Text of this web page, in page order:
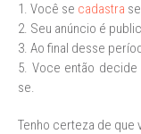
1. Você se cadastra
2. Seu anúncio é
3. Ao final desse
5. Voce então
se.
Tenho certeza de